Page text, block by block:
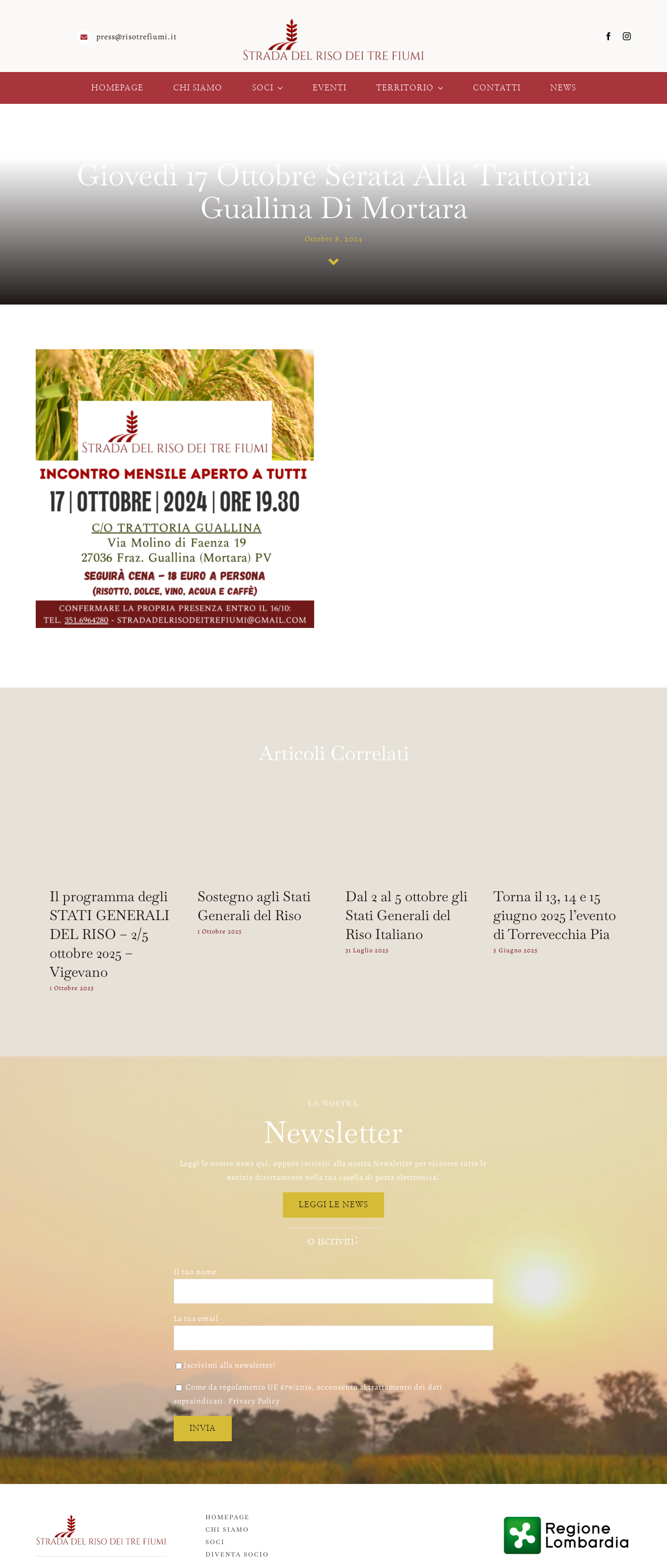
press@risotrefiumi.it
HOMEPAGE CHI SIAMO SOCI EVENTI TERRITORIO CONTATTI NEWS
Giovedì 17 Ottobre Serata Alla Trattoria
Guallina Di Mortara
Ottobre 8, 2024
Articoli Correlati
Il programma degli
STATI GENERALI
DEL RISO – 2/5
ottobre 2025 –
Vigevano
1 Ottobre 2025
Sostegno agli Stati
Generali del Riso
1 Ottobre 2025
Dal 2 al 5 ottobre gli
Stati Generali del
Riso Italiano
31 Luglio 2025
Torna il 13, 14 e 15
giugno 2025 l’evento
di Torrevecchia Pia
5 Giugno 2025
LA NOSTRA
Newsletter
Leggi le nostre news qui, oppure iscriviti alla nostra Newsletter per ricevere tutte le
notizie direttamente nella tua casella di posta elettronica!
LEGGI LE NEWS
o iscriviti:
Il tuo nome
La tua email
Iscrivimi alla newsletter!
Come da regolamento UE 679/2016, acconsento al trattamento dei dati
sopraindicati. Privacy Policy
HOMEPAGE
CHI SIAMO
SOCI
DIVENTA SOCIO